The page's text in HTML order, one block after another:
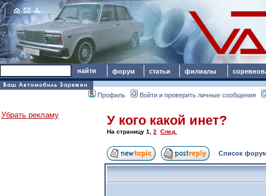
форум статьи филиалы
Профиль Войти и проверить личные сообщения
Убрать рекламу У кого какой инет?
На страницу 1 2 След.
Список